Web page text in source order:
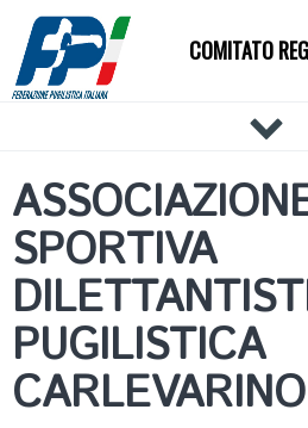
COMITATO
IL
NEWS
PALESTRE
TECNICI
ATLETI
SPORTIVA
PUGILISTICA
CARLEVARINO